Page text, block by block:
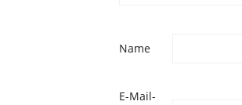
Name
E-Mail-